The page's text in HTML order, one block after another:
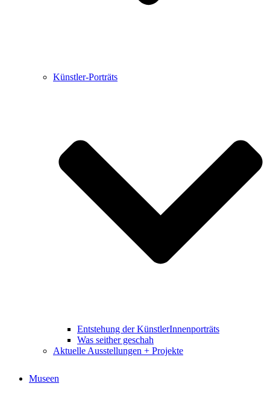
Künstler-Porträts
Entstehung der KünstlerInnenporträts
Was seither geschah
Aktuelle Ausstellungen + Projekte
Museen